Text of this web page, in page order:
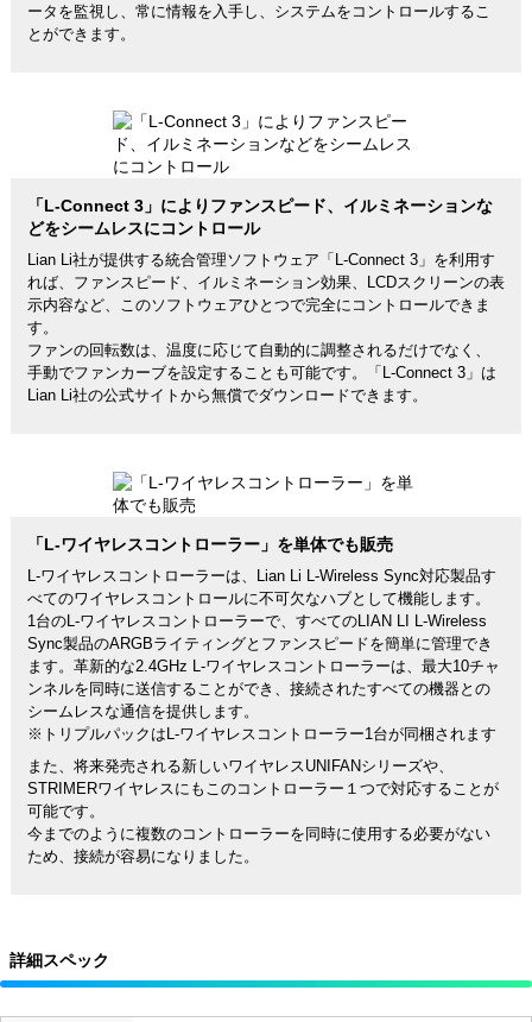
ータを監視し、常に情報を入手し、システムをコントロールするこ
とができます。
「L-Connect 3」によりファンスピード、イルミネーションな
どをシームレスにコントロール
Lian Li社が提供する統合管理ソフトウェア「L-Connect 3」を利用す
れば、ファンスピード、イルミネーション効果、LCDスクリーンの表
示内容など、このソフトウェアひとつで完全にコントロールできま
す。
ファンの回転数は、温度に応じて自動的に調整されるだけでなく、
手動でファンカーブを設定することも可能です。「L-Connect 3」は
Lian Li社の公式サイトから無償でダウンロードできます。
「L-ワイヤレスコントローラー」を単体でも販売
L-ワイヤレスコントローラーは、Lian Li L-Wireless Sync対応製品す
べてのワイヤレスコントロールに不可欠なハブとして機能します。
1台のL-ワイヤレスコントローラーで、すべてのLIAN LI L-Wireless
Sync製品のARGBライティングとファンスピードを簡単に管理でき
ます。革新的な2.4GHz L-ワイヤレスコントローラーは、最大10チャ
ンネルを同時に送信することができ、接続されたすべての機器との
シームレスな通信を提供します。
※トリプルパックはL-ワイヤレスコントローラー1台が同梱されます
また、将来発売される新しいワイヤレスUNIFANシリーズや、
STRIMERワイヤレスにもこのコントローラー１つで対応することが
可能です。
今までのように複数のコントローラーを同時に使用する必要がない
ため、接続が容易になりました。
詳細スペック